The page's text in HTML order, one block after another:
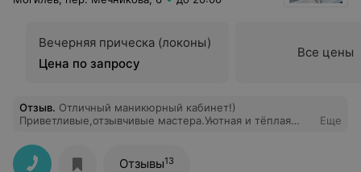
Вечерняя прическа (локоны)
Цена по запросу
Все цены
Отзыв. Отличный маникюрный кабинет!)
Приветливые,отзывчивые мастера.Уютная и тёплая
ноготками!)
Еще
Отзывы13